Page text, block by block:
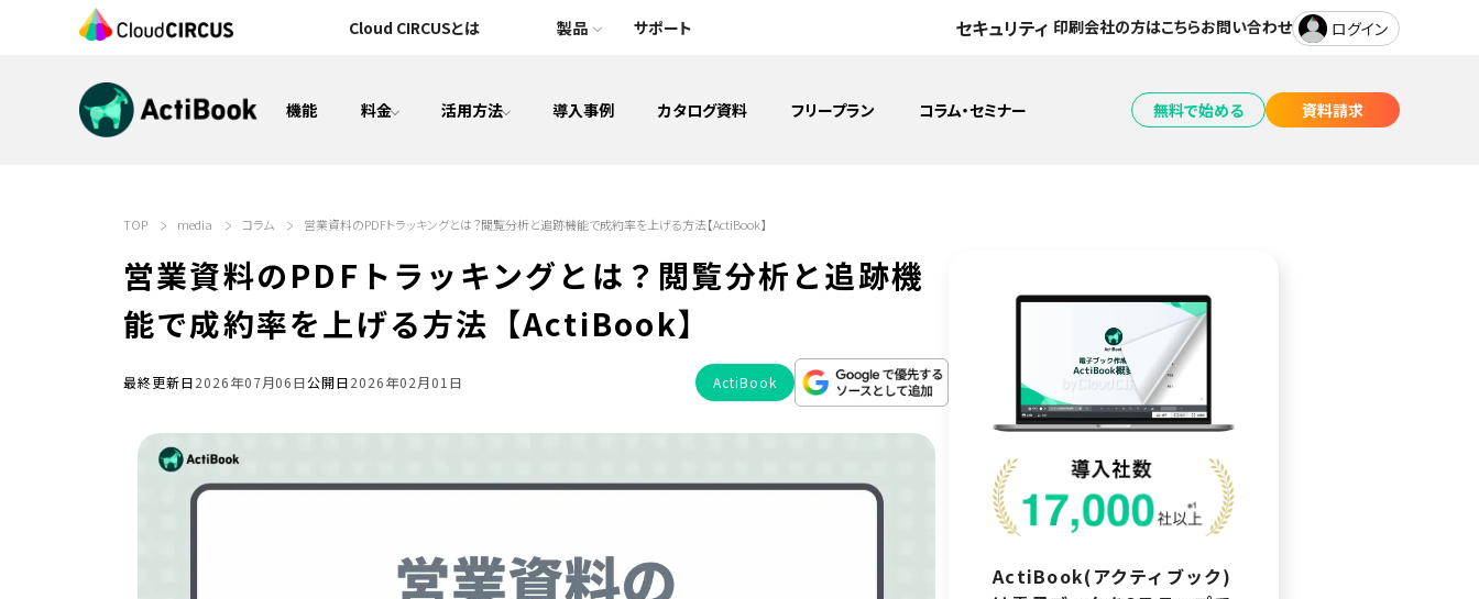
Cloud CIRCUSとは 製品
CMS&オウンドメディア構築 ウェブAR
製品一覧
サポート セキュリティ 印刷会社の方はこちらお問い合わせ ログイン
機能 料金 活用方法
電子カタログ/Web社内報 資料の一元管理
導入事例 カタログ資料 フリープラン コラム・セミナー 無料で始める 資料請求
TOP media コラム 営業資料のPDFトラッキングとは？閲覧分析と追跡機能で成約率を上げる方法【ActiBook】
営業資料のPDFトラッキングとは？閲覧分析と追跡機
能で成約率を上げる方法【ActiBook】
最終更新日2026年07月06日公開日2026年02月01日 ActiBook
ActiBook(アクティブック)